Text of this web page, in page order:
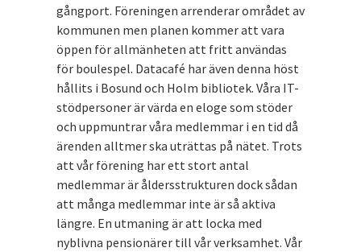
gångport. Föreningen arrenderar området av
kommunen men planen kommer att vara
öppen för allmänheten att fritt användas
för boulespel. Datacafé har även denna höst
hållits i Bosund och Holm bibliotek. Våra IT-
stödpersoner är värda en eloge som stöder
och uppmuntrar våra medlemmar i en tid då
ärenden alltmer ska uträttas på nätet. Trots
att vår förening har ett stort antal
medlemmar är åldersstrukturen dock sådan
att många medlemmar inte är så aktiva
längre. En utmaning är att locka med
nyblivna pensionärer till vår verksamhet. Vår